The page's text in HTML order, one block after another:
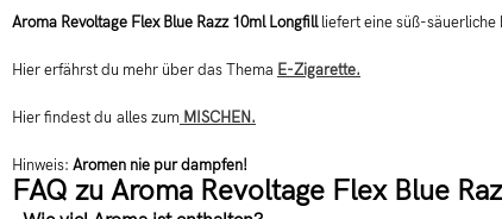
Aroma Revoltage Flex Blue Razz 10ml Longfillliefert eine süß-säuerliche
Hier erfährst du mehr über das Thema E-Zigarette.
Hier findest du alles zum MISCHEN.
Hinweis: Aromen nie pur dampfen!
FAQ zu Aroma Revoltage Flex Blue